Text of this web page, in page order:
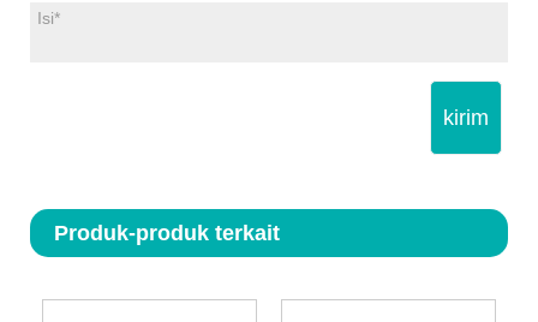
kirim
Produk-produk terkait